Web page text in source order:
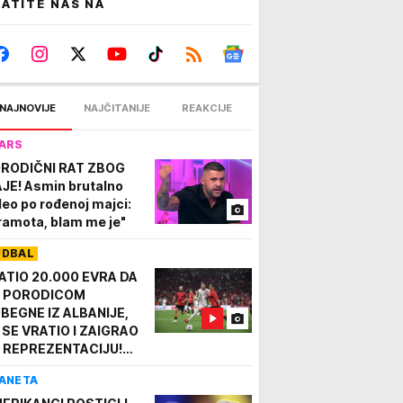
NAS NA
NAJNOVIJE NAJČITANIJE REAKCIJE
RAT ZBOG
Asmin brutalno
po rođenoj majci:
blam me je"
20.000 EVRA DA
PORODICOM
IZ ALBANIJE,
SE VRATIO I ZAIGRAO
REPREZENTACIJU!
suđe, čistio kuće...